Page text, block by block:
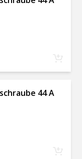
44 A